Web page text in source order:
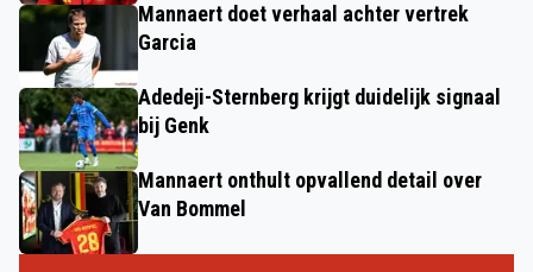
Mannaert doet verhaal achter vertrek
Garcia
Adedeji-Sternberg krijgt duidelijk signaal
bij Genk
Mannaert onthult opvallend detail over
Van Bommel